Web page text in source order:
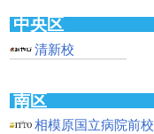
中央区
清新校
南区
相模原国立病院前校